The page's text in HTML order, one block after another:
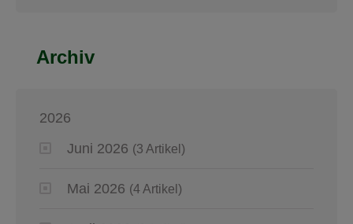
Archiv
2026
Juni 2026 (3 Artikel)
Mai 2026 (4 Artikel)